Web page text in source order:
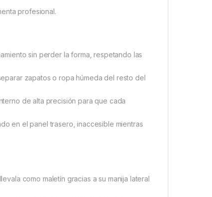
profesional.
sin perder la forma, respetando las
zapatos o ropa húmeda del resto del
de alta precisión para que cada
en el panel trasero, inaccesible mientras
como maletín gracias a su manija lateral